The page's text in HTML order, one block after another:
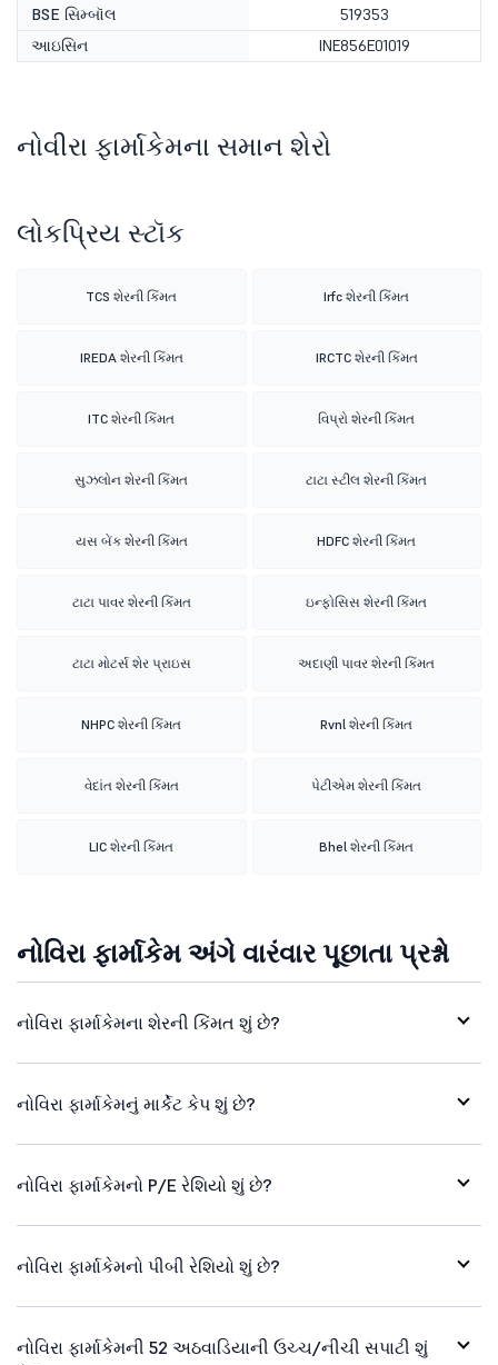
BSE સિમ્બૉલ
519353
આઇસિન
INE856E01019
નોવીરા ફાર્માકેમના સમાન શેરો
લોકપ્રિય સ્ટૉક
TCS શેરની કિંમત Irfc શેરની કિંમત
IREDA શેરની કિંમત IRCTC શેરની કિંમત
ITC શેરની કિંમત વિપ્રો શેરની કિંમત
સુઝલોન શેરની કિંમત ટાટા સ્ટીલ શેરની કિંમત
યસ બેંક શેરની કિંમત HDFC શેરની કિંમત
ટાટા પાવર શેરની કિંમત ઇન્ફોસિસ શેરની કિંમત
ટાટા મોટર્સ શેર પ્રાઇસ અદાણી પાવર શેરની કિંમત
NHPC શેરની કિંમત Rvnl શેરની કિંમત
વેદાંત શેરની કિંમત પેટીએમ શેરની કિંમત
LIC શેરની કિંમત Bhel શેરની કિંમત
નોવિરા ફાર્માકેમ અંગે વારંવાર પૂછાતા પ્રશ્નો
નોવિરા ફાર્માકેમના શેરની કિંમત શું છે?
નોવિરા ફાર્માકેમનું માર્કેટ કેપ શું છે?
નોવિરા ફાર્માકેમનો P/E રેશિયો શું છે?
નોવિરા ફાર્માકેમનો પીબી રેશિયો શું છે?
નોવિરા ફાર્માકેમની 52 અઠવાડિયાની ઉચ્ચ/નીચી સપાટી શું